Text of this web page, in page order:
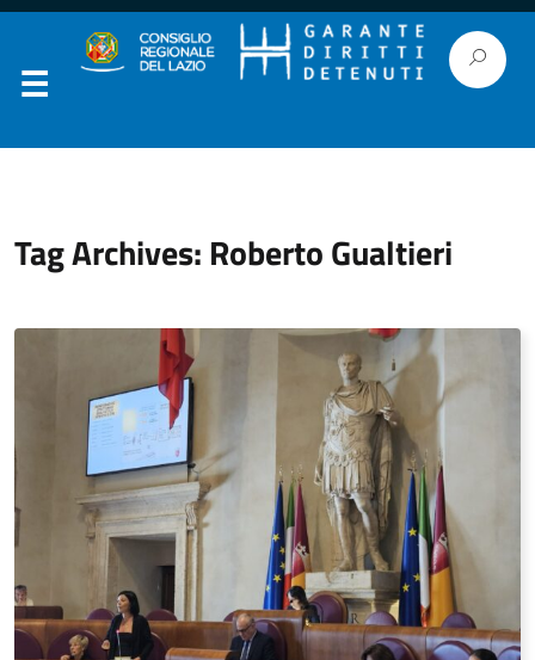
Tag Archives: Roberto Gualtieri